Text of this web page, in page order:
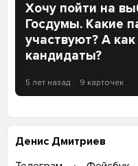
Хочу пойти на
Госдумы. Какие
участвуют? А
кандидаты?
5 лет назад 9 карточек
Денис Дмитриев